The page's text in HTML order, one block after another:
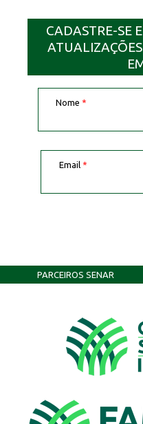
CADASTRE-SE
Nome *
Email *
PARCEIROS SENAR